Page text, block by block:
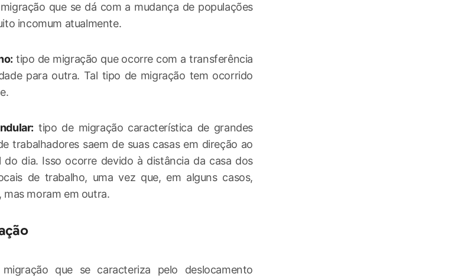
que se dá com a mudança de populações
incomum atualmente.
tipo de migração que ocorre com a transferência
para outra. Tal tipo de migração tem ocorrido
tipo de migração característica de grandes
trabalhadores saem de suas casas em direção ao
dia. Isso ocorre devido à distância da casa dos
de trabalho, uma vez que, em alguns casos,
mas moram em outra.
que se caracteriza pelo deslocamento